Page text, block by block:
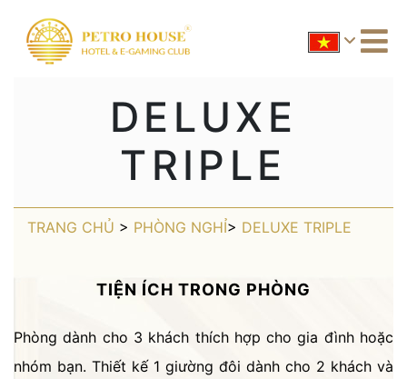
DELUXE
TRIPLE
TRANG CHỦ > PHÒNG NGHỈ> DELUXE TRIPLE
TIỆN ÍCH TRONG PHÒNG
Phòng dành cho 3 khách thích hợp cho gia đình hoặc
nhóm bạn. Thiết kế 1 giường đôi dành cho 2 khách và